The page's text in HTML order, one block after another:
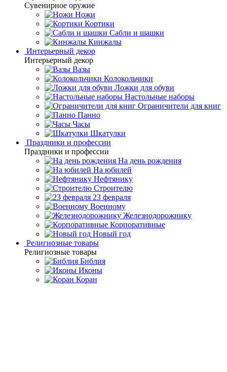
Сувенирное оружие
Ножи
Кортики
Сабли и шашки
Кинжалы
Интерьерный декор
Интерьерный декор
Вазы
Колокольчики
Ложки для обуви
Настольные наборы
Ограничители для книг
Панно
Часы
Шкатулки
Праздники и профессии
Праздники и профессии
На день рождения
На юбилей
Нефтянику
Строителю
23 февраля
Военному
Железнодорожнику
Корпоративные
Новый год
Религиозные товары
Религиозные товары
Библия
Иконы
Коран